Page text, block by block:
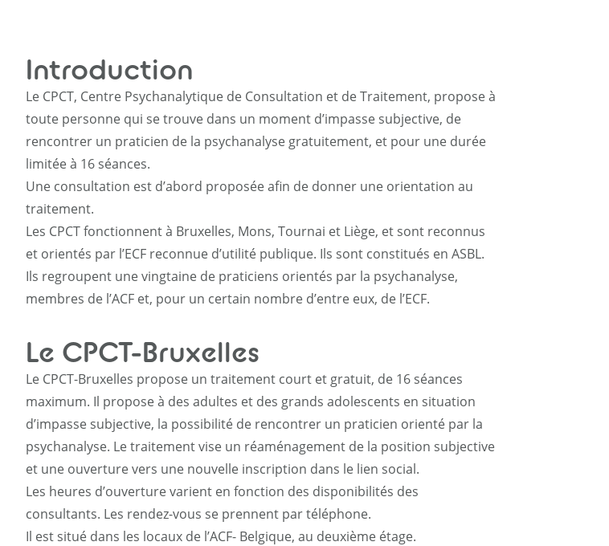
Introduction
Le CPCT, Centre Psychanalytique de Consultation et de Traitement, propose à
toute personne qui se trouve dans un moment d’impasse subjective, de
rencontrer un praticien de la psychanalyse gratuitement, et pour une durée
limitée à 16 séances.
Une consultation est d’abord proposée afin de donner une orientation au
traitement.
Les CPCT fonctionnent à Bruxelles, Mons, Tournai et Liège, et sont reconnus
et orientés par l’ECF reconnue d’utilité publique. Ils sont constitués en ASBL.
Ils regroupent une vingtaine de praticiens orientés par la psychanalyse,
membres de l’ACF et, pour un certain nombre d’entre eux, de l’ECF.
Le CPCT-Bruxelles
Le CPCT-Bruxelles propose un traitement court et gratuit, de 16 séances
maximum. Il propose à des adultes et des grands adolescents en situation
d’impasse subjective, la possibilité de rencontrer un praticien orienté par la
psychanalyse. Le traitement vise un réaménagement de la position subjective
et une ouverture vers une nouvelle inscription dans le lien social.
Les heures d’ouverture varient en fonction des disponibilités des
consultants. Les rendez-vous se prennent par téléphone.
Il est situé dans les locaux de l’ACF- Belgique, au deuxième étage.